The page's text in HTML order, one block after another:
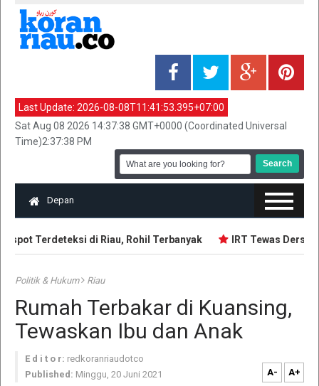
Last Update: 2026-08-08T11:41:53.395+07:00
Sat Aug 08 2026 14:37:38 GMT+0000 (Coordinated Universal
Time)2:37:38 PM
Depan
Terdeteksi di Riau, Rohil Terbanyak IRT Tewas
Politik & Hukum Riau
Rumah Terbakar di Kuansing,
Tewaskan Ibu dan Anak
E d i t o r: redkoranriaudotco
Published: Minggu, 20 Juni 2021 A- A+